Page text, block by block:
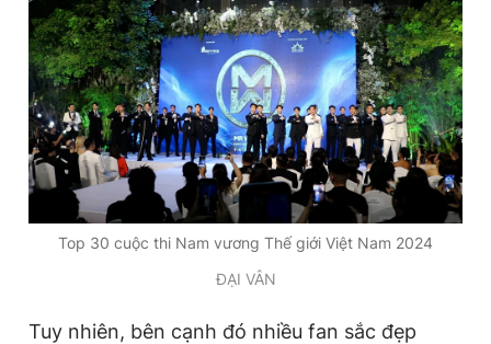
Top 30 cuộc thi Nam vương Thế giới Việt Nam 2024
ĐẠI VÂN
Tuy nhiên, bên cạnh đó nhiều fan sắc đẹp